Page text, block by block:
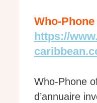
Who-Phone
https://
Who-Phone
d’annuaire